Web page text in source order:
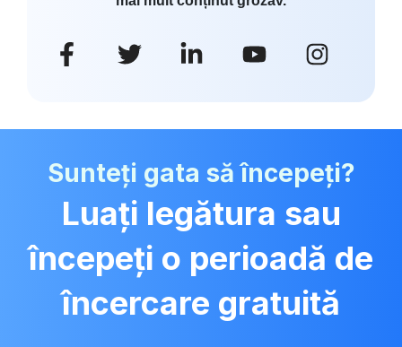
Sunteți gata să începeți?
Luați legătura sau
începeți o perioadă de
încercare gratuită